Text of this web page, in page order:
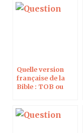
Quelle version
française de la
Bible : TOB ou